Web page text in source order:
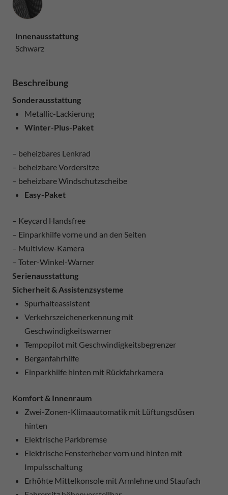
Innenausstattung
Schwarz
Beschreibung
Sonderausstattung
Metallic-Lackierung
Winter-Plus-Paket
– beheizbares Lenkrad
– beheizbare Vordersitze
– beheizbare Windschutzscheibe
Easy-Paket
– Keycard Handsfree
– Einparkhilfe vorne und an den Seiten
– Multiview-Kamera
– Toter-Winkel-Warner
Serienausstattung
Sicherheit & Assistenzsysteme
Spurhalteassistent
Verkehrszeichenerkennung mit
Geschwindigkeitswarner
Tempopilot mit Geschwindigkeitsbegrenzer
Berganfahrhilfe
Einparkhilfe hinten mit Rückfahrkamera
Komfort & Innenraum
Zwei-Zonen-Klimaautomatik mit Lüftungsdüsen
hinten
Elektrische Parkbremse
Elektrische Fensterheber vorn und hinten mit
Impulsschaltung
Erhöhte Mittelkonsole mit Armlehne und Staufach